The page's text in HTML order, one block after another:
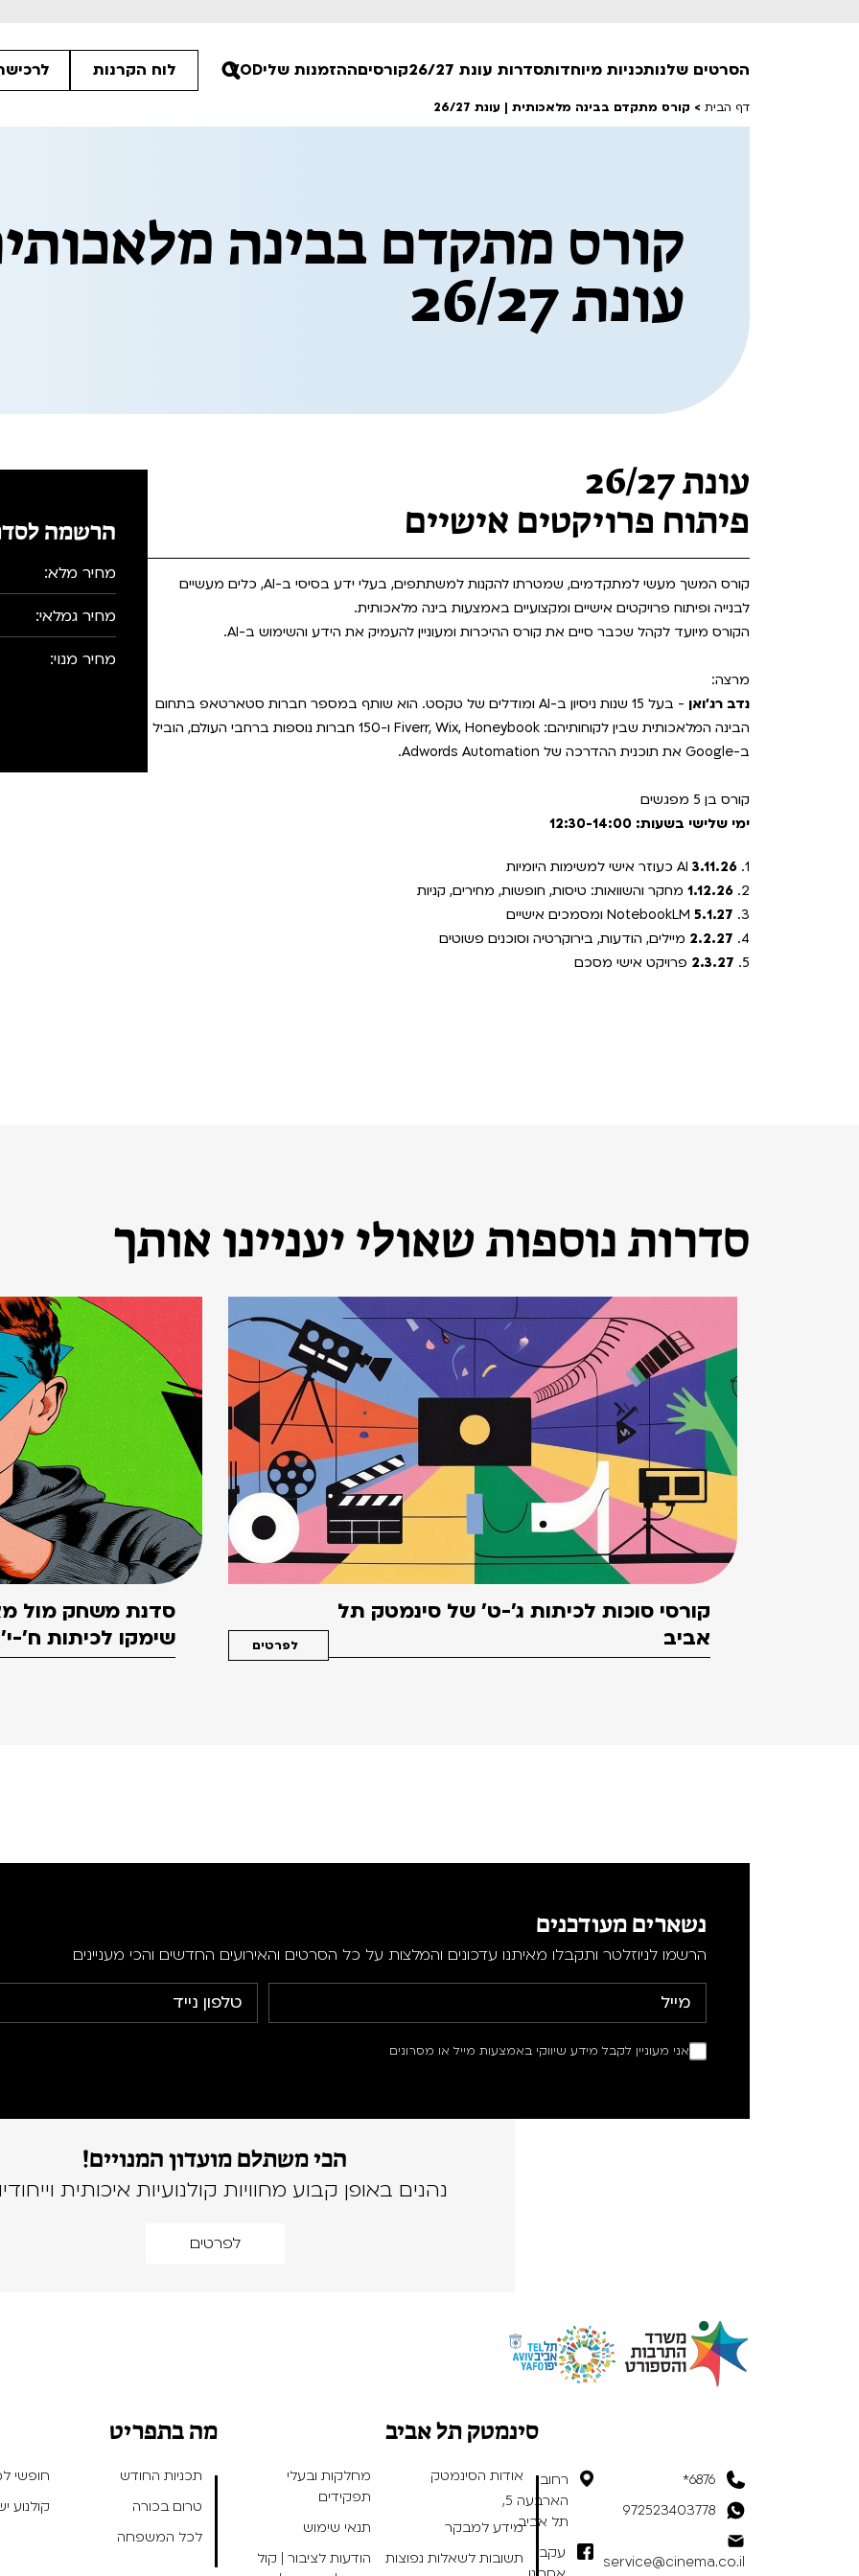
הסרטים שלנו
סרט פלוס
לילדים ולכל המשפחה
הקרנות על פופים
מועדון אנגלית לקטנטנים
מועדון אנגלית לכל המשפחה
אפטר בסינמטק
לפי ימים
תכניות מיוחדותסדרות עונת 26/27 קורסיםההזמנות שליVOD לוח הקרנות
דף הבית > קורס מתקדם בבינה מלאכותית | עונת 26/27
קורס מתקדם בבינה
עונת 26/27
עונת 26/27
פיתוח פרויקטים אישיים
קורס המשך מעשי למתקדמים, שמטרתו להקנות למשתתפים, בעלי ידע בסיסי ב-AI, כלים מעשיים
לבנייה ופיתוח פרויקטים אישיים ומקצועיים באמצעות בינה מלאכותית.
הקורס מיועד לקהל שכבר סיים את קורס ההיכרות ומעוניין להעמיק את הידע והשימוש ב-AI.
מרצה:
נדב רג'ואן
- בעל 15 שנות ניסיון ב-AI ומודלים של טקסט. הוא שותף במספר חברות סטארטאפ בתחום
הבינה המלאכותית שבין לקוחותיהם: Fiverr, Wix, Honeybook ו-150 חברות נוספות ברחבי העולם, הוביל
ב-Google את תוכנית ההדרכה של Adwords Automation.
קורס בן 5 מפגשים
ימי שלישי בשעות: 12:30-14:00
1.
3.11.26AI כעוזר אישי למשימות היומיות
2.
1.12.26 מחקר והשוואות: טיסות, חופשות, מחירים, קניות
3.
5.1.27
4.
2.2.27 מיילים, הודעות, בירוקרטיה וסוכנים פשוטים
5.
2.3.27 פרויקט אישי מסכם
הרשמה
מחיר מלא:
מחיר גמלאי:
מחיר מנוי:
סדרות נוספות שאולי יעניינו אותך
קורסי סוכות לכיתות ג'-ט' של סינמטק תל
אביב
לפרטים
סדנת משחק מול
שימקו לכיתות ח'-י'
נשארים מעודכנים
הרשמו לניוזלטר ותקבלו מאיתנו עדכונים והמלצות על כל הסרטים והאירועים החדשים והכי מעניינים
אני מעוניין לקבל מידע שיווקי באמצעות מייל או מסרונים
הכי משתלם מועדון המנויים!
נהנים באופן קבוע מחוויות קולנועיות איכותית
לפרטים
6876*
972523403778
service@cinema.co.il
רחוב
הארבעה 5,
תל אביב
עקבו
סינמטק תל אביב
אודות הסינמטק
מחלקות ובעלי
תפקידים
מידע למבקר
תנאי שימוש
תשובות לשאלות נפוצות
הודעות לציבור | קול
מה בתפריט
תכניות החודש
חופשי
טרום בכורה
קולנוע
לכל המשפחה